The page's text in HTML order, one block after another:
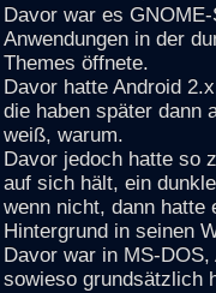
Davor war es
Anwendungen in der
Themes öffnete.
Davor hatte Android
die haben später dann
weiß, warum.
Davor jedoch hatte so
auf sich hält, ein
wenn nicht, dann hatte
Hintergrund in seinen
Davor war in MS-
sowieso grundsätzlich